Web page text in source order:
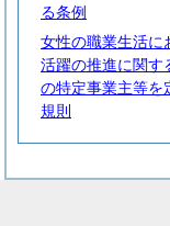
る条例
女性の職業生活に
活躍の推進に関す
の特定事業主等を
規則